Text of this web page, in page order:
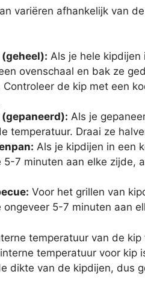
variëren afhankelijk van
(geheel): Als je hele
ovenschaal en bak ze
de kip met een
(gepaneerd): Als je
temperatuur. Draai ze
Als je kipdijen in een
5-7 minuten aan elke zijde,
Voor het grillen van
ongeveer 5-7 minuten aan
temperatuur van de
temperatuur voor
dikte van de kipdijen, dus